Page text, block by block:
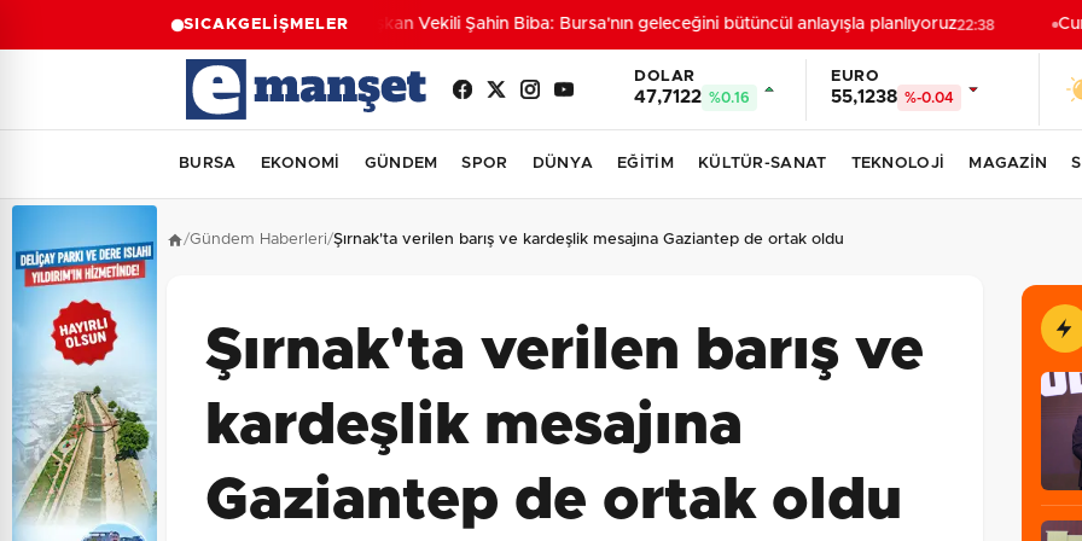
SICAKGELİŞMELERBaşkan Vekili Şahin Biba: Bursa'nın geleceğini bütüncül anlayışla planlıyoruz22:38
DOLAR
47,7122 %0.16
EURO
55,1238 %-0.04
BURSA EKONOMİ GÜNDEM SPOR DÜNYA EĞİTİM KÜLTÜR-SANAT TEKNOLOJİ MAGAZİN
/Gündem Haberleri/Şırnak'ta verilen barış ve kardeşlik mesajına Gaziantep de ortak oldu
Şırnak'ta verilen barış ve
kardeşlik mesajına
Gaziantep de ortak oldu